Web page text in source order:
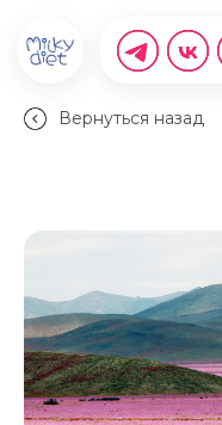
Вернуться назад